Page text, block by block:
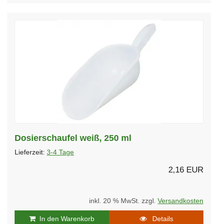
Dosierschaufel weiß, 250 ml
Lieferzeit: 3-4 Tage
2,16 EUR
inkl. 20 % MwSt. zzgl. Versandkosten
In den Warenkorb Details